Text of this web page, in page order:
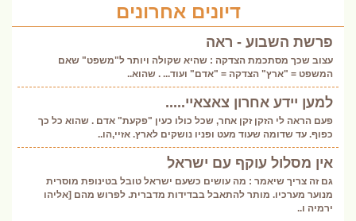
דיונים אחרונים
פרשת השבוע - ראה
עצוב שכך מסתכמת הצדקה : שהיא שקולה ויותר ל"משפט" שאם
המשפט = "ארץ" הצדקה = "אדם" ועוד... . שהוא..
למען יידע אחרון צאצאיי.....
פעם הראה לי הזקן זקן אחר, שכל כולו כעין "פקעת" אדם . שהוא כל כך
כפוף. עד שדומה שעוד מעט ופניו נושקים לארץ. אזיי,הו..
אין מסלול עוקף עם ישראל
גם זה צריך שיאמר : מה עושים כשעם ישראל טובל בטינופת מוסרית
מנוער מערכיו. מותר להתאבל בבדידות מדברית. לפרוש מהם [אליהו
ירמיה ו..